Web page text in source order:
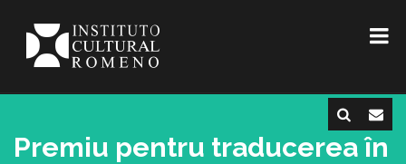
Premiu pentru traducerea în